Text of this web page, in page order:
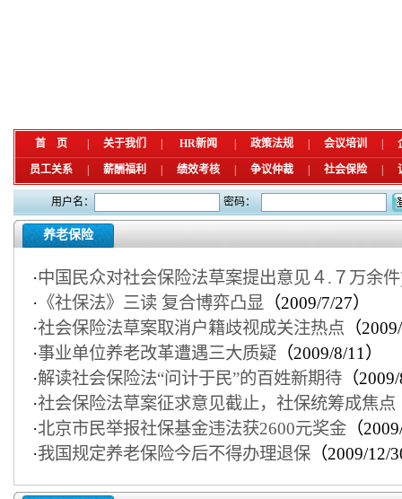
首 页 关于我们 HR新闻 政策法规 会议培训
员工关系 薪酬福利 绩效考核 争议仲裁 社会保险
用户名： 密码：
养老保险
·中国民众对社会保险法草案提出意见４.７万余
· 《社保法》三读 复合博弈凸显 （2009/7/27）
·社会保险法草案取消户籍歧视成关注热点 （
·事业单位养老改革遭遇三大质疑（2009/8/11）
·解读社会保险法“问计于民”的百姓新期待（
·社会保险法草案征求意见截止，社保统筹成焦点
·北京市民举报社保基金违法获2600元奖金（
·我国规定养老保险今后不得办理退保（2009/12/